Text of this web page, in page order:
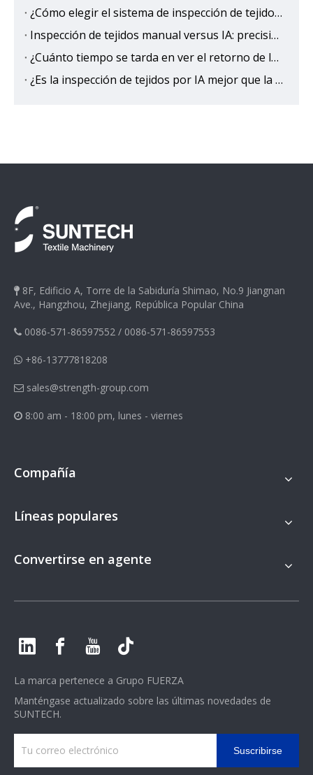
¿Cómo elegir el sistema de inspección de tejidos con IA adecuado?
Inspección de tejidos manual versus IA: precisión, velocidad y comparación de costos
¿Cuánto tiempo se tarda en ver el retorno de la inversión (ROI) de la inspección de tejidos con IA?
¿Es la inspección de tejidos por IA mejor que la inspección manual tradicional?
 8F, Edificio A, Torre de la Sabiduría Shimao, No.9 Jiangnan
Ave., Hangzhou, Zhejiang, República Popular China
 0086-571-86597552 / 0086-571-86597553
 +86-13777818208
 sales@strength-group.com
 8:00 am - 18:00 pm, lunes - viernes
Compañía
Líneas populares
Convertirse en agente
La marca pertenece a Grupo FUERZA
Manténgase actualizado sobre las últimas novedades de
SUNTECH.
Suscribirse